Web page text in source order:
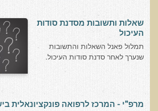
שאלון סימפטומים של קרינת רדיו
פרוטוקולים רפואיים
בדיקות מעבדה פונקציונאליות
בדיקת שתן לאיתור הצטברות של מתכות כבדות
שאלות ותשובות מסדנת סודות
העיכול
תמלול פאנל השאלות והתשובות
שנערך לאחר סדנת סודות העיכול.
מרפ"י - המרכז לרפואה פונקציונאלית